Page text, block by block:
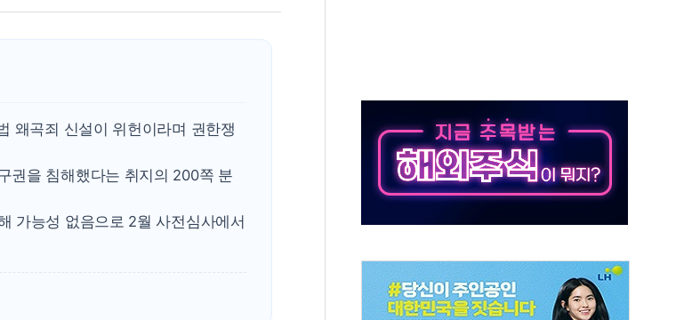
美·日 환율공조에 유럽 패싱… '유로화 팔아 엔화 부양' 사후 통보만
구리값 사상 최고치…'닥터 코퍼'가 말하는 경기 신호가 달라졌다
국민통합위, 정치 다양성 제고 특별 위원회 위촉장 수여식 및 1차 회의
티엠씨, 220억원 규모 美 전력 케이블 수주
왜곡죄 신설이 위헌이라며 권한쟁
권을 침해했다는 취지의 200쪽 분
가능성 없음으로 2월 사전심사에서